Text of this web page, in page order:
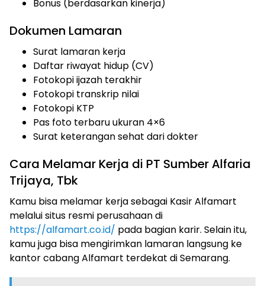
Bonus (berdasarkan kinerja)
Dokumen Lamaran
Surat lamaran kerja
Daftar riwayat hidup (CV)
Fotokopi ijazah terakhir
Fotokopi transkrip nilai
Fotokopi KTP
Pas foto terbaru ukuran 4×6
Surat keterangan sehat dari dokter
Cara Melamar Kerja di PT Sumber Alfaria
Trijaya, Tbk
Kamu bisa melamar kerja sebagai Kasir Alfamart
melalui situs resmi perusahaan di
https://alfamart.co.id/ pada bagian karir. Selain itu,
kamu juga bisa mengirimkan lamaran langsung ke
kantor cabang Alfamart terdekat di Semarang.